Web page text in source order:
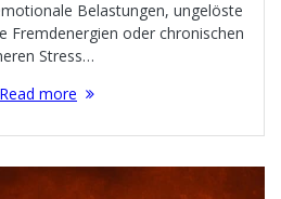
Belastungen, ungelöste
Fremdenergien oder chronischen
Stress…
Read more